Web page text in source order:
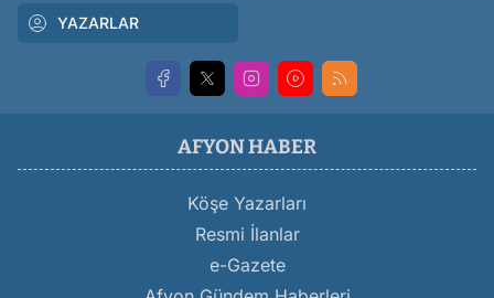
YAZARLAR
AFYON HABER
Köşe Yazarları
Resmi İlanlar
e-Gazete